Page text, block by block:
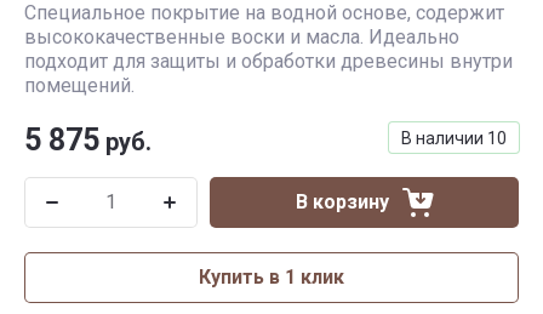
Специальное покрытие на водной основе, содержит
высококачественные воски и масла. Идеально
подходит для защиты и обработки древесины внутри
помещений.
В наличии 10
5 875 руб.
В корзину
Купить в 1 клик